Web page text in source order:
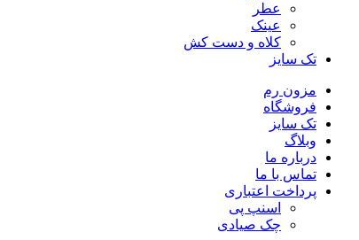
عطر
عینک
کلاه و دست کش
تک سایز
مزون رم
فروشگاه
تک سایز
وبلاگ
درباره ما
تماس با ما
پرداخت اعتباری
اسنپ پی
چک صیادی